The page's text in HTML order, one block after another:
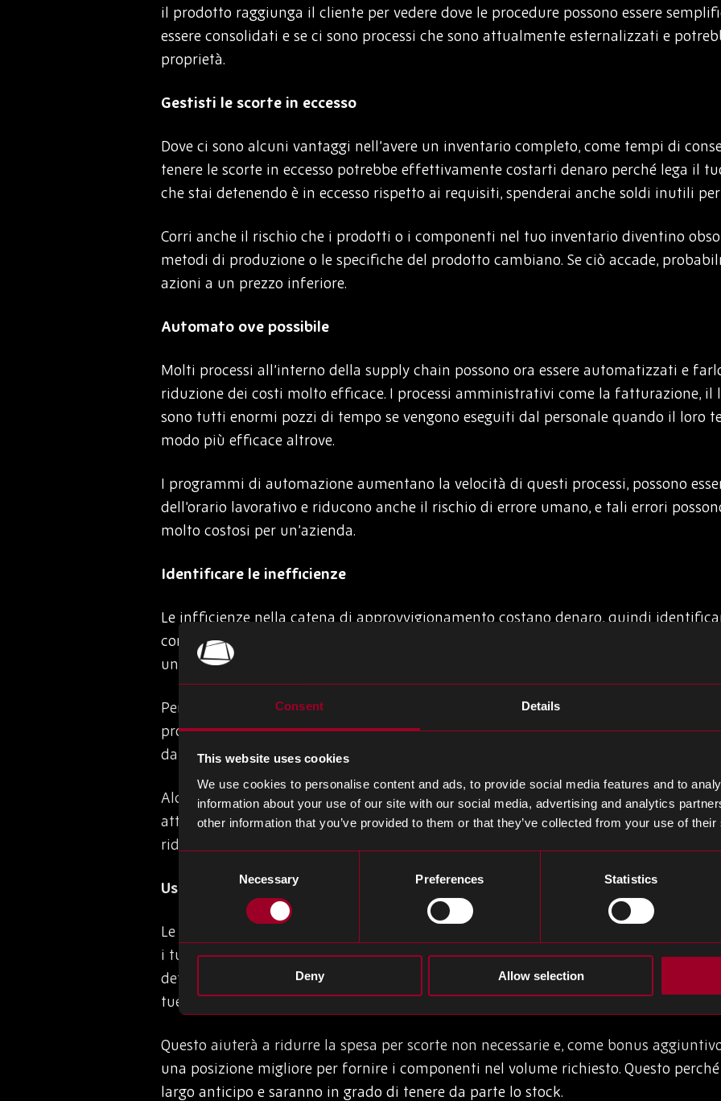
Consent Details
This website uses cookies
We use cookies to personalise content and ads, to provide social media features and to
information about your use of our site with our social media, advertising and analytics
other information that you’ve provided to them or that they’ve collected from your use of
Necessary Preferences Statistics
Deny Allow selection
il prodotto raggiunga il cliente per vedere dove le procedure possono essere
essere consolidati e se ci sono processi che sono attualmente esternalizzati e
proprietà.
Gestisti le scorte in eccesso
Dove ci sono alcuni vantaggi nell’avere un inventario completo, come tempi di
tenere le scorte in eccesso potrebbe effettivamente costarti denaro perché lega il
che stai detenendo è in eccesso rispetto ai requisiti, spenderai anche soldi inutili
Corri anche il rischio che i prodotti o i componenti nel tuo inventario diventino
metodi di produzione o le specifiche del prodotto cambiano. Se ciò accade,
azioni a un prezzo inferiore.
Automato ove possibile
Molti processi all’interno della supply chain possono ora essere automatizzati e
riduzione dei costi molto efficace. I processi amministrativi come la fatturazione, il
sono tutti enormi pozzi di tempo se vengono eseguiti dal personale quando il loro
modo più efficace altrove.
I programmi di automazione aumentano la velocità di questi processi, possono
dell’orario lavorativo e riducono anche il rischio di errore umano, e tali errori
molto costosi per un’azienda.
Identificare le inefficienze
Le infficienze nella catena di approvvigionamento costano denaro, quindi
correggerli è fondamentale se stai cercando di ridurre i costi. Le inefficienze
una catena di approvvigionamento, dalla produzione all’amministrazione, agli
Per identificare queste inefficienze, è necessario esaminare i dati: quanto tempo ci
prodotti e quanti lavoratori ci vogliono? Quanti fornitori diversi utilizzate per i
dal dover soddisfare gli ordini minimi?
Alcune di queste inefficienze potrebbero richiedere di spendere più soldi, ad
attrezzature di produzione o assumere più personale, ma una volta che
ridurre i costi.
Uso previsioni
Le previsioni sulle vendenze sono una delle migliori strategie di riduzione dei costi
i tuoi dati di vendita, puoi capire in quali momenti i tuoi prodotti vendono nei
determinati prodotti non vendono affatto. Utilizzando questi dati e lavorando con
tue scorte in modo più efficace, ordinando solo i componenti che prevedi di aver
Questo aiuterà a ridurre la spesa per scorte non necessarie e, come bonus
una posizione migliore per fornire i componenti nel volume richiesto. Questo
largo anticipo e saranno in grado di tenere da parte lo stock.